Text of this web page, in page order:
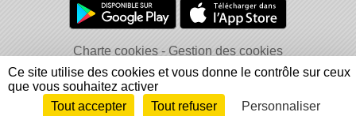
Charte cookies
Gestion des cookies
Informations légales
Signaler un contenu inapproprié
Envie de participer ? Connexion
Ce site utilise des cookies et vous donne le contrôle sur ceux
que vous souhaitez activer
Tout accepter
Tout refuser Personnaliser